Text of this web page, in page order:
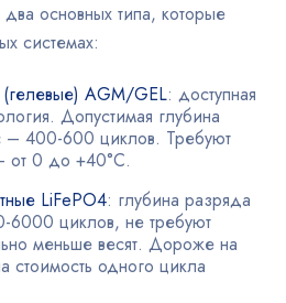
основных типа, которые
системах:
AGM/GEL: доступная
Допустимая глубина
400-600 циклов. Требуют
от 0 до +40°C.
LiFePO4: глубина разряда
циклов, не требуют
меньше весят. Дороже на
стоимость одного цикла